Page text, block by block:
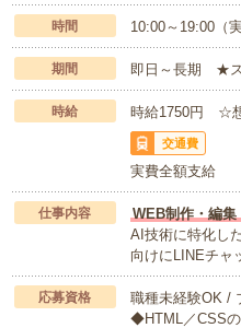
時間 10:00～19:00（
期間 即日～長期 ★ス
時給 時給1750円 ☆想
交通費
実費全額支給
仕事内容
WEB制作・編集
AI技術に特化し
向けにLINEチャ
応募資格
職種未経験OK /
◆HTML／CSS